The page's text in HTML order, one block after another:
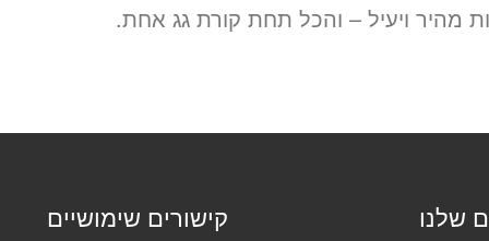
מהיר ויעיל – והכל תחת קורת גג אחת.
שלנו קישורים שימושיים